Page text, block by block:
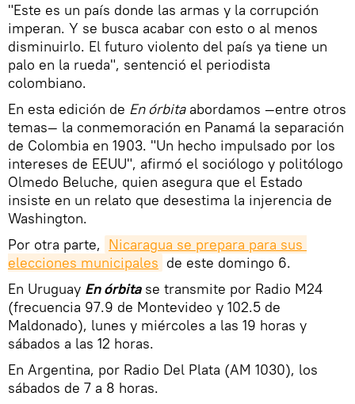
"Este es un país donde las armas y la corrupción
imperan. Y se busca acabar con esto o al menos
disminuirlo. El futuro violento del país ya tiene un
palo en la rueda", sentenció el periodista
colombiano.
En esta edición de En órbitaabordamos —entre otros
temas— la conmemoración en Panamá la separación
de Colombia en 1903. "Un hecho impulsado por los
intereses de EEUU", afirmó el sociólogo y politólogo
Olmedo Beluche, quien asegura que el Estado
insiste en un relato que desestima la injerencia de
Washington.
Por otra parte, Nicaragua se prepara para sus
elecciones municipales de este domingo 6.
En Uruguay En órbitase transmite por Radio M24
(frecuencia 97.9 de Montevideo y 102.5 de
Maldonado), lunes y miércoles a las 19 horas y
sábados a las 12 horas.
En Argentina, por Radio Del Plata (AM 1030), los
sábados de 7 a 8 horas.